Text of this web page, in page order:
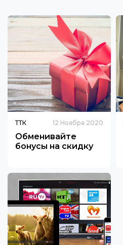
ТТК 12 Ноября 2020
Обменивайте
бонусы на скидку